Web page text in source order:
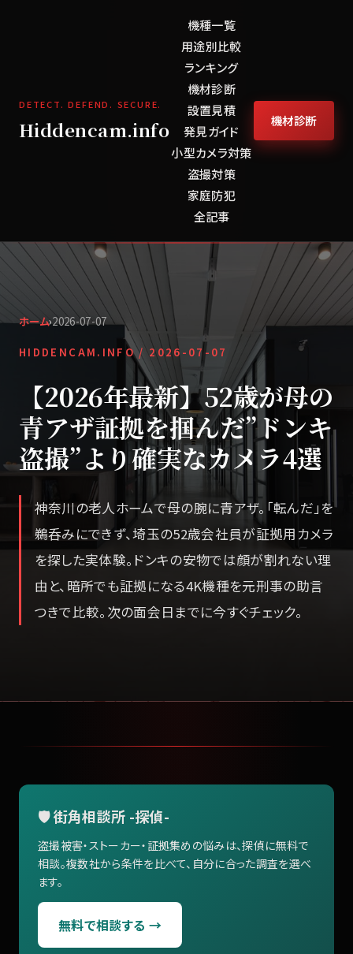
DETECT. DEFEND. SECURE.
Hiddencam.info
機種一覧
用途別比較
ランキング
機材診断
設置見積
発見ガイド
小型カメラ対策
盗撮対策
家庭防犯
全記事
機材診断
ホーム›2026-07-07
HIDDENCAM.INFO / 2026-07-07
【2026年最新】52歳が母の
青アザ証拠を掴んだ”ドンキ
盗撮”より確実なカメラ4選
神奈川の老人ホームで母の腕に青アザ。「転んだ」を
鵜呑みにできず、埼玉の52歳会社員が証拠用カメラ
を探した実体験。ドンキの安物では顔が割れない理
由と、暗所でも証拠になる4K機種を元刑事の助言
つきで比較。次の面会日までに今すぐチェック。
🛡️ 街角相談所 -探偵-
盗撮被害・ストーカー・証拠集めの悩みは、探偵に無料で
相談。複数社から条件を比べて、自分に合った調査を選べ
ます。
無料で相談する →